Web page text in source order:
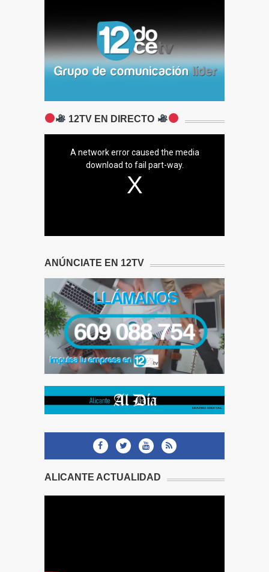
12TV EN DIRECTO
A network error caused the media
download to fail part-way.
ANÚNCIATE EN 12TV
ALICANTE ACTUALIDAD